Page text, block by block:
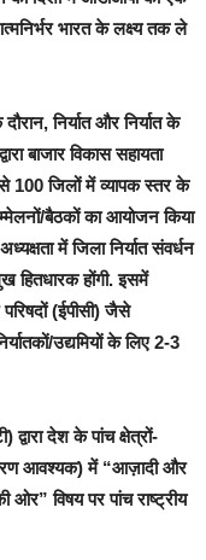
भारत के लक्ष्य तक ले
निर्यात और निर्यात के
बाजार विकास सहायता
100 जिलों में व्‍यापक स्‍तर के
बैठकों का आयोजन किया
में जिला निर्यात संवर्धन
हितधारक होंगी. इसमें
(ईपीसी) जैसे
उद्यमियों के लिए 2-3
देश के पांच क्षेत्रों-
आवश्यक) में “आज़ादी और
ओर” विषय पर पांच राष्ट्रीय